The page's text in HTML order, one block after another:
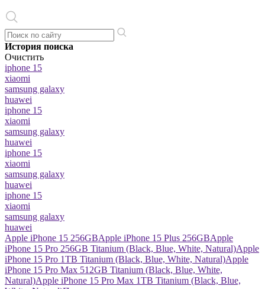
История поиска
Очистить
iphone 15
xiaomi
samsung galaxy
huawei
iphone 15
xiaomi
samsung galaxy
huawei
iphone 15
xiaomi
samsung galaxy
huawei
iphone 15
xiaomi
samsung galaxy
huawei
Apple iPhone 15 256GBApple iPhone 15 Plus 256GBApple
iPhone 15 Pro 256GB Titanium (Black, Blue, White, Natural)Apple
iPhone 15 Pro 1TB Titanium (Black, Blue, White, Natural)Apple
iPhone 15 Pro Max 512GB Titanium (Black, Blue, White,
Natural)Apple iPhone 15 Pro Max 1TB Titanium (Black, Blue,